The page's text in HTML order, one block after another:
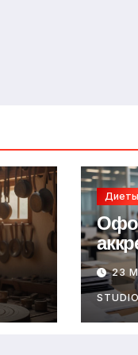
Диеты
23